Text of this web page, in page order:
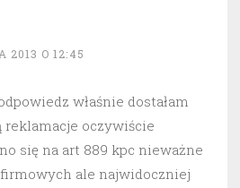
2013 O 12:45
właśnie dostałam
reklamacje oczywiście
się na art 889 kpc nieważne
ale najwidoczniej